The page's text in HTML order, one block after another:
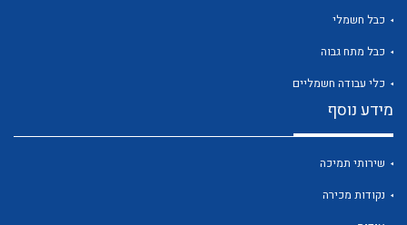
כבל חשמלי
כבל מתח גבוה
כלי עבודה חשמליים
מידע נוסף
שירותי תמיכה
נקודות מכירה